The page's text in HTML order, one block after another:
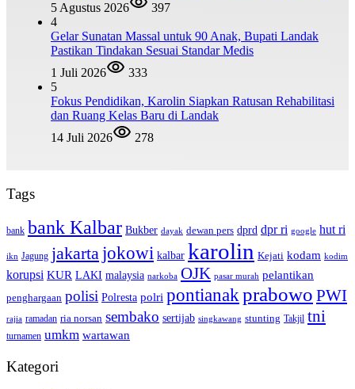
5 Agustus 2026
397
4
Gelar Sunatan Massal untuk 90 Anak, Bupati Landak
Pastikan Tindakan Sesuai Standar Medis
1 Juli 2026
333
5
Fokus Pendidikan, Karolin Siapkan Ratusan Rehabilitasi
dan Ruang Kelas Baru di Landak
14 Juli 2026
278
Tags
bank bank Kalbar Bukber dayak dewan pers dprd dpr ri google hut ri
ikn Jagung jakarta jokowi kalbar karolin Kejati kodam kodim
korupsi KUR LAKI malaysia narkoba OJK pasar murah pelantikan
penghargaan polisi Polresta polri pontianakprabowo PWI
rajia ramadan ria norsan sembako sertijab singkawang stunting Takjil tni
turnamen umkm wartawan
Kategori